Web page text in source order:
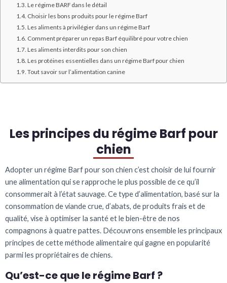
Le régime BARF dans le détail
Choisir les bons produits pour le régime Barf
Les aliments à privilégier dans un régime Barf
Comment préparer un repas Barf équilibré pour votre chien
Les aliments interdits pour son chien
Les protéines essentielles dans un régime Barf pour chien
Tout savoir sur l’alimentation canine
Les principes du régime Barf pour
chien
Adopter un régime Barf pour son chien c’est choisir de lui fournir
une alimentation qui se rapproche le plus possible de ce qu’il
consommerait à l’état sauvage. Ce type d’alimentation, basé sur la
consommation de viande crue, d’abats, de produits frais et de
qualité, vise à optimiser la santé et le bien-être de nos
compagnons à quatre pattes. Découvrons ensemble les principaux
principes de cette méthode alimentaire qui gagne en popularité
parmi les propriétaires de chiens.
Qu’est-ce que le régime Barf ?